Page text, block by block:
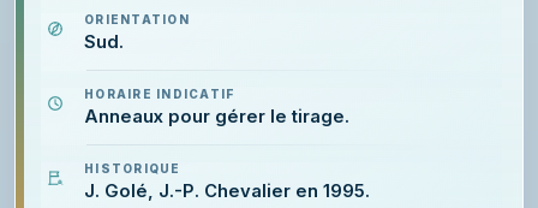
ORIENTATION
Sud.
HORAIRE INDICATIF
Anneaux pour gérer le tirage.
HISTORIQUE
J. Golé, J.-P. Chevalier en 1995.